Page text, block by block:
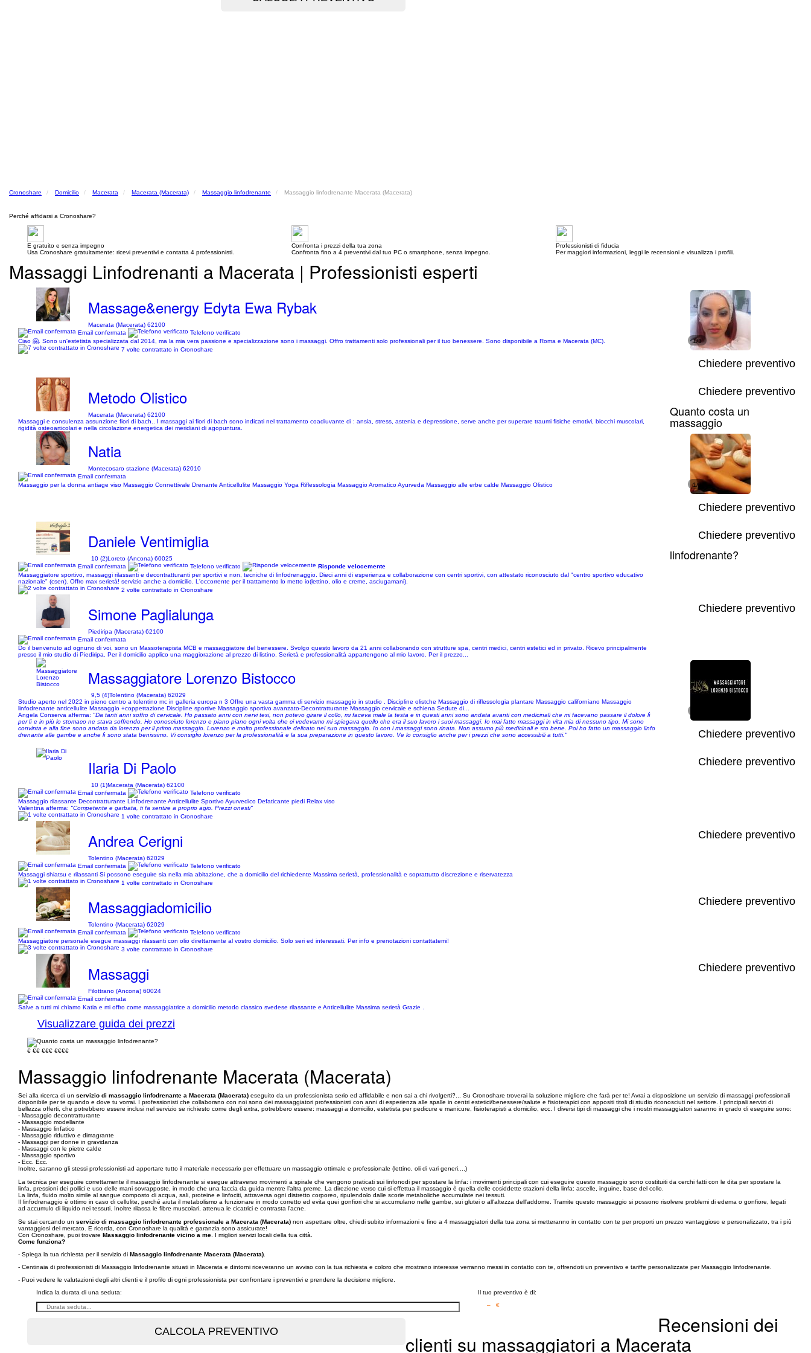
Cronoshare Domicilio Macerata Macerata (Macerata) Massaggio linfodrenante Massaggio linfodrenante Macerata (Macerata)
Perché affidarsi a Cronoshare?
E gratuito e senza impegno
Usa Cronoshare gratuitamente: ricevi preventivi e contatta 4 professionisti.
Confronta i prezzi della tua zona
Confronta fino a 4 preventivi dal tuo PC o smartphone, senza impegno.
Professionisti di fiducia
Per maggiori informazioni, leggi le recensioni e visualizza i profili.
Massaggi Linfodrenanti a Macerata | Professionisti esperti
Massage&energy Edyta Ewa Rybak
Macerata (Macerata) 62100
Email confermata
Telefono verificato
Ciao 🤗. Sono un'estetista specializzata dal 2014, ma la mia vera passione e specializzazione sono i massaggi. Offro trattamenti solo professionali per il tuo benessere. Sono disponibile a Roma e Macerata (MC).
7 volte contrattato in Cronoshare
1/3
Chiedere preventivo
Metodo Olistico
Macerata (Macerata) 62100
Massaggi e consulenza assunzione fiori di bach.. I massaggi ai fiori di bach sono indicati nel trattamento coadiuvante di : ansia, stress, astenia e depressione, serve anche per superare traumi fisiche emotivi, blocchi muscolari,
rigidità osteoarticolari e nella circolazione energetica dei meridiani di agopuntura.
Chiedere preventivo
Natia
Montecosaro stazione (Macerata) 62010
Email confermata
Massaggio per la donna antiage viso Massaggio Connettivale Drenante Anticellulite Massaggio Yoga Riflessologia Massaggio Aromatico Ayurveda Massaggio alle erbe calde Massaggio Olistico
1/3
Chiedere preventivo
Daniele Ventimiglia
10 (2)Loreto (Ancona) 60025
Email confermata
Telefono verificato
Risponde velocemente
Massaggiatore sportivo, massaggi rilassanti e decontratturanti per sportivi e non, tecniche di linfodrenaggio. Dieci anni di esperienza e collaborazione con centri sportivi, con attestato riconosciuto dal "centro sportivo educativo
nazionale" (csen). Offro max serietà! servizio anche a domicilio. L'occorrente per il trattamento lo metto io(lettino, olio e creme, asciugamani).
2 volte contrattato in Cronoshare
Chiedere preventivo
Simone Paglialunga
Piediripa (Macerata) 62100
Email confermata
Do il benvenuto ad ognuno di voi, sono un Massoterapista MCB e massaggiatore del benessere. Svolgo questo lavoro da 21 anni collaborando con strutture spa, centri medici, centri estetici ed in privato. Ricevo principalmente
presso il mio studio di Piediripa. Per il domicilio applico una maggiorazione al prezzo di listino. Serietà e professionalità appartengono al mio lavoro. Per il prezzo...
Chiedere preventivo
Massaggiatore Lorenzo Bistocco
9,5 (4)Tolentino (Macerata) 62029
Studio aperto nel 2022 in pieno centro a tolentino mc in galleria europa n 3 Offre una vasta gamma di servizio massaggio in studio . Discipline olistche Massaggio di riflessologia plantare Massaggio californiano Massaggio
linfodrenante anticellulite Massaggio +coppettazione Discipline sportive Massaggio sportivo avanzato-Decontratturante Massaggio cervicale e schiena Sedute di...
Angela Conserva afferma: "Da tanti anni soffro di cervicale. Ho passato anni con nervi tesi, non potevo girare il collo, mi faceva male la testa e in questi anni sono andata avanti con medicinali che mi facevano passare il dolore lì
per lì e in più lo stomaco ne stava soffrendo. Ho conosciuto lorenzo e piano piano ogni volta che ci vedevamo mi spiegava quello che era il suo lavoro i suoi massaggi. Io mai fatto massaggi in vita mia di nessuno tipo. Mi sono
convinta e alla fine sono andata da lorenzo per il primo massaggio. Lorenzo e molto professionale delicato nel suo massaggio. Io con i massaggi sono rinata. Non assumo più medicinali e sto bene. Poi ho fatto un massaggio linfo
drenante alle gambe e anche lì sono stata benissimo. Vi consiglio lorenzo per la professionalità e la sua preparazione in questo lavoro. Ve lo consiglio anche per i prezzi che sono accessibili a tutti."
Chiedere preventivo
Ilaria Di Paolo
10 (1)Macerata (Macerata) 62100
Email confermata
Telefono verificato
Massaggio rilassante Decontratturante Linfodrenante Anticellulite Sportivo Ayurvedico Defaticante piedi Relax viso
Valentina afferma: "Competente e garbata, ti fa sentire a proprio agio. Prezzi onesti"
1 volte contrattato in Cronoshare
Chiedere preventivo
Andrea Cerigni
Tolentino (Macerata) 62029
Email confermata
Telefono verificato
Massaggi shiatsu e rilassanti Si possono eseguire sia nella mia abitazione, che a domicilio del richiedente Massima serietà, professionalità e soprattutto discrezione e riservatezza
1 volte contrattato in Cronoshare
Chiedere preventivo
Massaggiadomicilio
Tolentino (Macerata) 62029
Email confermata
Telefono verificato
Massaggiatore personale esegue massaggi rilassanti con olio direttamente al vostro domicilio. Solo seri ed interessati. Per info e prenotazioni contattatemi!
3 volte contrattato in Cronoshare
Chiedere preventivo
Massaggi
Filottrano (Ancona) 60024
Email confermata
Salve a tutti mi chiamo Katia e mi offro come massaggiatrice a domicilio metodo classico svedese rilassante e Anticellulite Massima serietà Grazie .
Chiedere preventivo
Quanto costa un
massaggio
linfodrenante?
Visualizzare guida dei prezzi
€ €€ €€€ €€€€
Massaggio linfodrenante Macerata (Macerata)
Sei alla ricerca di un servizio di massaggio linfodrenante a Macerata (Macerata) eseguito da un professionista serio ed affidabile e non sai a chi rivolgerti?... Su Cronoshare troverai la soluzione migliore che farà per te! Avrai a disposizione un servizio di massaggi professionali
disponibile per te quando e dove tu vorrai. I professionisti che collaborano con noi sono dei massaggiatori professionisti con anni di esperienza alle spalle in centri estetici/benessere/salute e fisioterapici con appositi titoli di studio riconosciuti nel settore. I principali servizi di
bellezza offerti, che potrebbero essere inclusi nel servizio se richiesto come degli extra, potrebbero essere: massaggi a domicilio, estetista per pedicure e manicure, fisioterapisti a domicilio, ecc. I diversi tipi di massaggi che i nostri massaggiatori saranno in grado di eseguire sono:
- Massaggio decontratturante
- Massaggio modellante
- Massaggio linfatico
- Massaggio riduttivo e dimagrante
- Massaggi per donne in gravidanza
- Massaggi con le pietre calde
- Massaggio sportivo
- Ecc. Ecc.
Inoltre, saranno gli stessi professionisti ad apportare tutto il materiale necessario per effettuare un massaggio ottimale e professionale (lettino, oli di vari generi,...)
La tecnica per eseguire correttamente il massaggio linfodrenante si esegue attraverso movimenti a spirale che vengono praticati sui linfonodi per spostare la linfa: i movimenti principali con cui eseguire questo massaggio sono costituiti da cerchi fatti con le dita per spostare la
linfa, pressioni dei pollici e uso delle mani sovrapposte, in modo che una faccia da guida mentre l’altra preme. La direzione verso cui si effettua il massaggio è quella delle cosiddette stazioni della linfa: ascelle, inguine, base del collo.
La linfa, fluido molto simile al sangue composto di acqua, sali, proteine e linfociti, attraversa ogni distretto corporeo, ripulendolo dalle scorie metaboliche accumulate nei tessuti.
Il linfodrenaggio è ottimo in caso di cellulite, perché aiuta il metabolismo a funzionare in modo corretto ed evita quei gonfiori che si accumulano nelle gambe, sui glutei o all'altezza dell'addome. Tramite questo massaggio si possono risolvere problemi di edema o gonfiore, legati
ad accumulo di liquido nei tessuti. Inoltre rilassa le fibre muscolari, attenua le cicatrici e contrasta l'acne.
Se stai cercando un servizio di massaggio linfodrenante professionale a Macerata (Macerata) non aspettare oltre, chiedi subito informazioni e fino a 4 massaggiatori della tua zona si metteranno in contatto con te per proporti un prezzo vantaggioso e personalizzato, tra i più
vantaggiosi del mercato. E ricorda, con Cronoshare la qualità e garanzia sono assicurate!
Con Cronoshare, puoi trovare Massaggio linfodrenante vicino a me . I migliori servizi locali della tua città.
Come funziona?
- Spiega la tua richiesta per il servizio di Massaggio linfodrenante Macerata (Macerata)
- Centinaia di professionisti di Massaggio linfodrenante situati in Macerata e dintorni riceveranno un avviso con la tua richiesta e coloro che mostrano interesse verranno messi in contatto con te, offrendoti un preventivo e tariffe personalizzate per Massaggio linfodrenante.
- Puoi vedere le valutazioni degli altri clienti e il profilo di ogni professionista per confrontare i preventivi e prendere la decisione migliore.
Indica la durata di una seduta:
Il tuo preventivo è di:
– €
Recensioni dei
clienti su massaggiatori a Macerata